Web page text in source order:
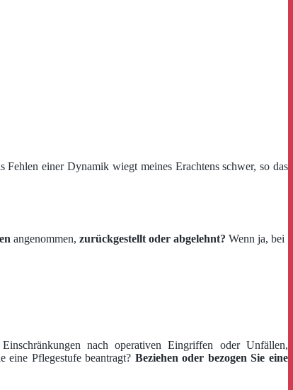
einer Dynamik wiegt meines Erachtens schwer, so das
angenommen, zurückgestellt oder abgelehnt? Wenn ja, bei
nach operativen Eingriffen oder Unfällen,
Pflegestufe beantragt? Beziehen oder bezogen Sie eine